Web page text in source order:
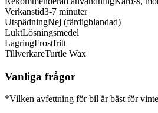
Verkanstid3-7 minuter
UtspädningNej (färdigblandad)
LuktLösningsmedel
LagringFrostfritt
TillverkareTurtle Wax
Vanliga frågor
*Vilken avfettning för bil är bäst för